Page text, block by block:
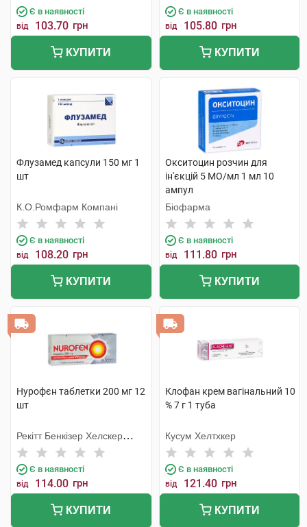
Є в наявності
від 103.70 грн
КУПИТИ
Є в наявності
від 105.80 грн
КУПИТИ
Флузамед капсули 150 мг 1
шт
К.О.Ромфарм Компані
Є в наявності
від 108.20 грн
КУПИТИ
Окситоцин розчин для
ін'єкцій 5 МО/мл 1 мл 10
ампул
Біофарма
Є в наявності
від 111.80 грн
КУПИТИ
Нурофєн таблетки 200 мг 12
шт
Рекітт Бенкізер Хелскер
Інтернешнл
Є в наявності
від 114.00 грн
КУПИТИ
Клофан крем вагінальний 10
% 7 г 1 туба
Кусум Хелтхкер
Є в наявності
від 121.40 грн
КУПИТИ